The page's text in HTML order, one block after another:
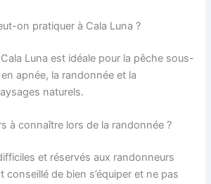
on pratiquer à Cala Luna ?
Luna est idéale pour la pêche sous-
apnée, la randonnée et la
naturels.
à connaître lors de la randonnée ?
et réservés aux randonneurs
conseillé de bien s’équiper et ne pas